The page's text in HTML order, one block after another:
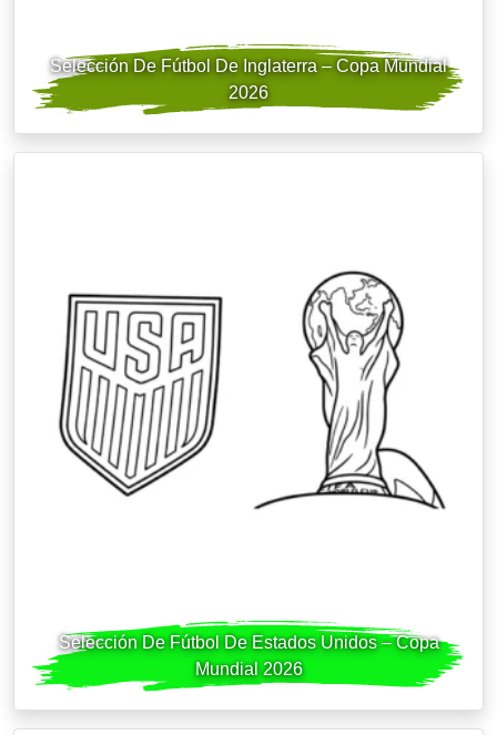
Selección De Fútbol De Inglaterra – Copa Mundial
2026
Selección De Fútbol De Estados Unidos – Copa
Mundial 2026